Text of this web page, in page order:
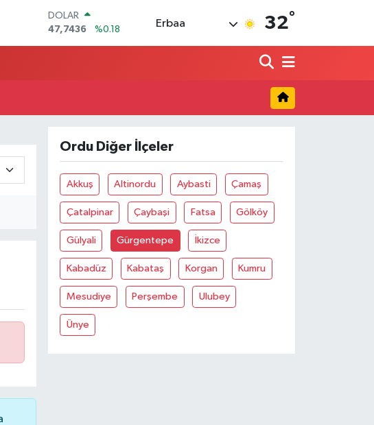
DOLAR
47,7436
%0.18
13.779
%-14
BITCOIN
Erbaa 32°
Ordu Diğer İlçeler
Akkuş Altinordu Aybasti Çamaş
Çatalpinar Çaybaşi Fatsa Gölköy
Gülyali Gürgentepe İkizce
Kabadüz Kabataş Korgan Kumru
Mesudiye Perşembe Ulubey
Ünye